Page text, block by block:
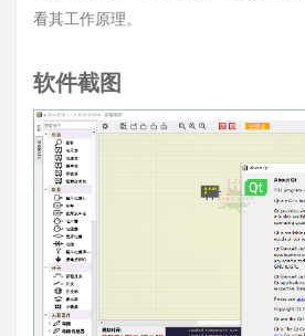
看其工作原理。
软件截图